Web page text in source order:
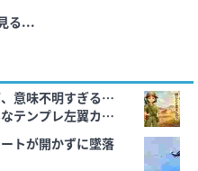
る...
、意味不明すぎる…
テンプレ左翼カル
」
トが開かずに墜落